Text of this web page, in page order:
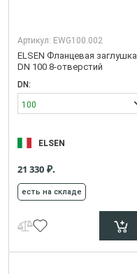
Артикул: EWG100.002
ELSEN Фланцевая заглушка
DN 100 8-отверстий
DN:
100
ELSEN
21 330 ₽.
есть на складе